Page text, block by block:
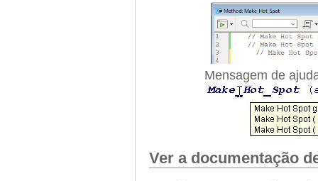
Mensagem de
Ver a documentação